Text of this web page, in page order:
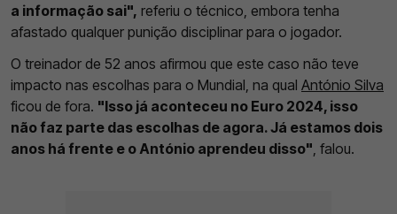
a informação sai", referiu o técnico, embora tenha
afastado qualquer punição disciplinar para o jogador.
O treinador de 52 anos afirmou que este caso não teve
impacto nas escolhas para o Mundial, na qual António Silva
ficou de fora. "Isso já aconteceu no Euro 2024, isso
não faz parte das escolhas de agora. Já estamos dois
anos há frente e o António aprendeu disso", falou.